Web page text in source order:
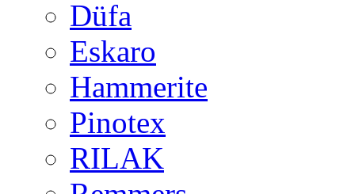
Düfa
Eskaro
Hammerite
Pinotex
RILAK